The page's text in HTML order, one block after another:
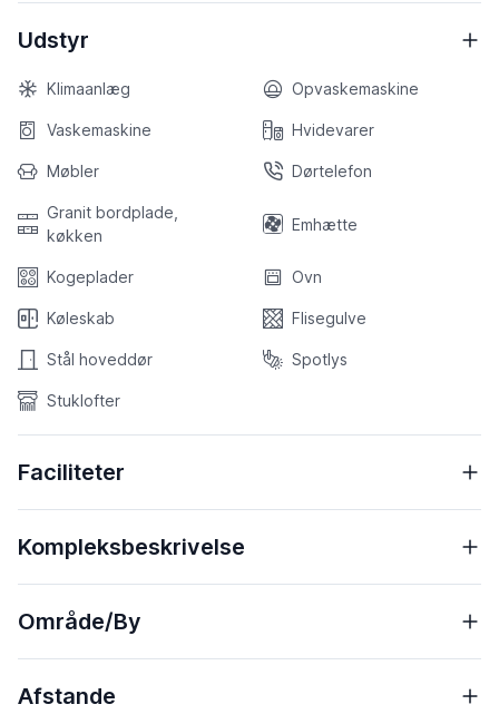
Udstyr
Klimaanlæg Opvaskemaskine
Vaskemaskine Hvidevarer
Møbler Dørtelefon
Granit bordplade,
køkken
Emhætte
Kogeplader Ovn
Køleskab Flisegulve
Stål hoveddør Spotlys
Stuklofter
Faciliteter
Kompleksbeskrivelse
Område/By
Afstande